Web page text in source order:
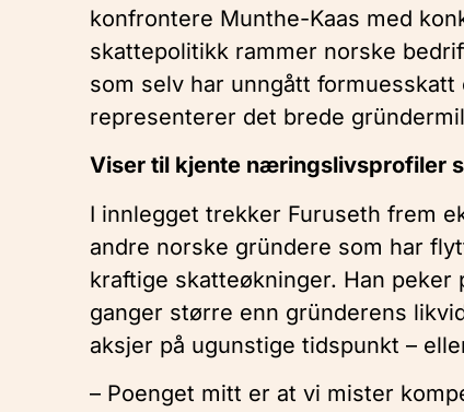
konfrontere Munthe-Kaas med
skattepolitikk rammer norske
som selv har unngått
representerer det brede
Viser til kjente næringslivsprofiler
I innlegget trekker Furuseth frem
andre norske gründere som har
kraftige skatteøkninger. Han
ganger større enn gründerens
aksjer på ugunstige tidspunkt –
– Poenget mitt er at vi mister